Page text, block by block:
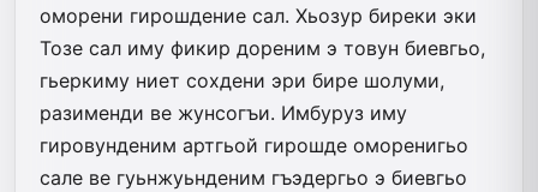
оморени гирошдение сал. Хьозур биреки эки
Тозе сал иму фикир дореним э товун биевгьо,
гьеркиму ниет сохдени эри бире шолуми,
разименди ве жунсогъи. Имбуруз иму
гировунденим артгьой гирошде оморенигьо
сале ве гуьнжуьнденим гъэдергьо э биевгьо